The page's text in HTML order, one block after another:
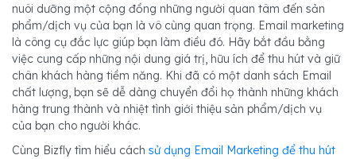
nuôi dưỡng một cộng đồng những người quan tâm đến sản
phẩm/dịch vụ của bạn là vô cùng quan trọng. Email marketing
là công cụ đắc lực giúp bạn làm điều đó. Hãy bắt đầu bằng
việc cung cấp những nội dung giá trị, hữu ích để thu hút và giữ
chân khách hàng tiềm năng. Khi đã có một danh sách Email
chất lượng, bạn sẽ dễ dàng chuyển đổi họ thành những khách
hàng trung thành và nhiệt tình giới thiệu sản phẩm/dịch vụ
của bạn cho người khác.
Cùng Bizfly tìm hiểu cách sử dụng Email Marketing để thu hút